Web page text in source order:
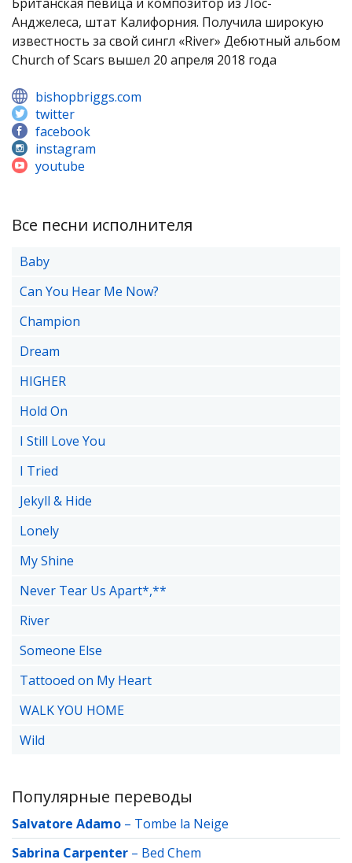
Анджелеса, штат Калифорния. Получила широкую
известность за свой сингл «River» Дебютный альбом
Church of Scars вышел 20 апреля 2018 года
bishopbriggs.com
twitter
facebook
instagram
youtube
Все песни исполнителя
Baby
Can You Hear Me Now?
Champion
Dream
HIGHER
Hold On
I Still Love You
I Tried
Jekyll & Hide
Lonely
My Shine
Never Tear Us Apart*,**
River
Someone Else
Tattooed on My Heart
WALK YOU HOME
Wild
Популярные переводы
Salvatore Adamo – Tombe la Neige
Sabrina Carpenter – Bed Chem